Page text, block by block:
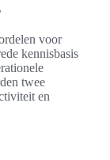
voor
kennisbasis
twee
en